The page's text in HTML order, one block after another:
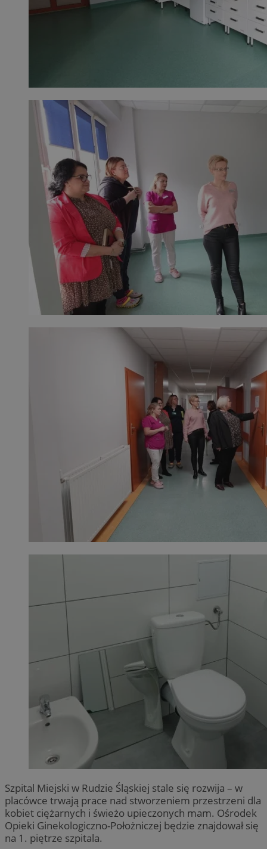
Szpital Miejski w Rudzie Śląskiej stale się rozwija – w
placówce trwają prace nad stworzeniem przestrzeni dla
kobiet ciężarnych i świeżo upieczonych mam. Ośrodek
Opieki Ginekologiczno-Położniczej będzie znajdował się
na 1. piętrze szpitala.